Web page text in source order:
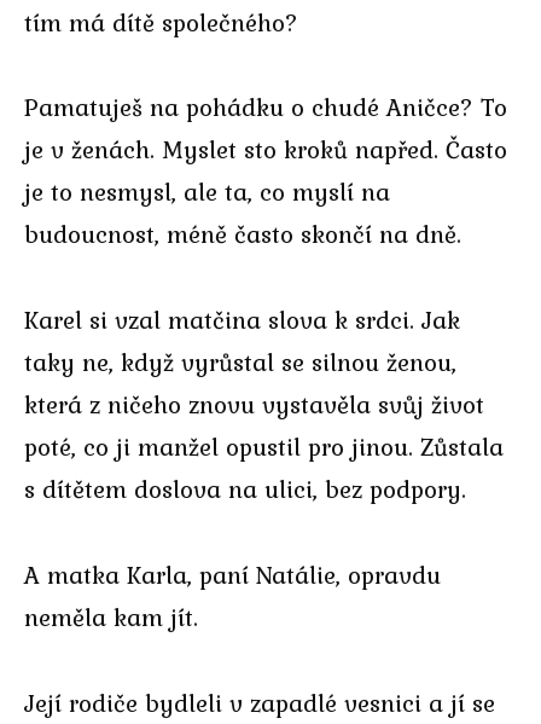
tím má dítě společného?
Pamatuješ na pohádku o chudé Aničce? To
je v ženách. Myslet sto kroků napřed. Často
je to nesmysl, ale ta, co myslí na
budoucnost, méně často skončí na dně.
Karel si vzal matčina slova k srdci. Jak
taky ne, když vyrůstal se silnou ženou,
která z ničeho znovu vystavěla svůj život
poté, co ji manžel opustil pro jinou. Zůstala
s dítětem doslova na ulici, bez podpory.
A matka Karla, paní Natálie, opravdu
neměla kam jít.
Její rodiče bydleli v zapadlé vesnici a jí se